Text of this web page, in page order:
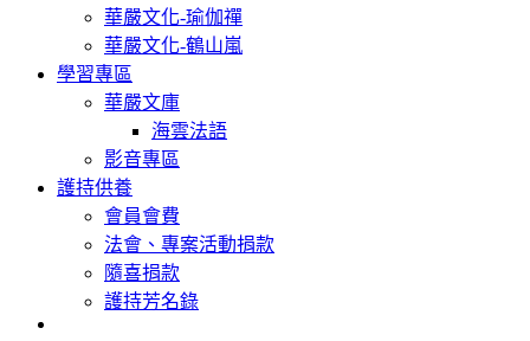
華嚴文化-瑜伽禪
華嚴文化-鶴山嵐
學習專區
華嚴文庫
海雲法語
影音專區
護持供養
會員會費
法會、專案活動捐款
隨喜捐款
護持芳名錄